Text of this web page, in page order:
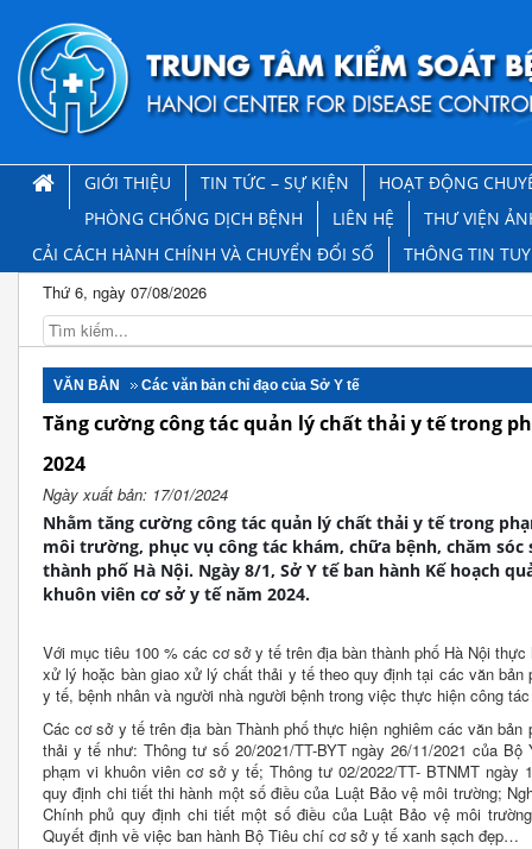
GIỚI THIỆU TIN TỨC – SỰ KIỆN
HOẠT ĐỘNG
PHÒNG CHỐNG DỊCH BỆNH
LIÊN HỆ
THƯ VIỆN
CẢI CÁCH HÀNH CHÍNH VÀ CHUYỂN ĐỔI SỐ
THÔNG TIN
Thứ 6, ngày 07/08/2026
VĂN BẢN Các văn bản chỉ đạo của Sở Y tế
Tăng cường công tác quản lý chất thải y tế trong
2024
Ngày xuất bản: 17/01/2024
Nhằm tăng cường công tác quản lý chất thải y tế trong
môi trường, phục vụ công tác khám, chữa bệnh, chăm
thành phố Hà Nội. Ngày 8/1, Sở Y tế ban hành Kế hoạch
khuôn viên cơ sở y tế năm 2024.
Với mục tiêu 100 % các cơ sở y tế trên địa bàn thành phố Hà Nội
xử lý hoặc bàn giao xử lý chất thải y tế theo quy định tại các văn bản
y tế, bệnh nhân và người nhà người bệnh trong việc thực hiện công
Các cơ sở y tế trên địa bàn Thành phố thực hiện nghiêm các văn
thải y tế như: Thông tư số 20/2021/TT-BYT ngày 26/11/2021 của
phạm vi khuôn viên cơ sở y tế; Thông tư 02/2022/TT- BTNMT ngày
quy định chi tiết thi hành một số điều của Luật Bảo vệ môi trường;
Chính phủ quy định chi tiết một số điều của Luật Bảo vệ môi
Quyết định về việc ban hành Bộ Tiêu chí cơ sở y tế xanh sạch đẹp…